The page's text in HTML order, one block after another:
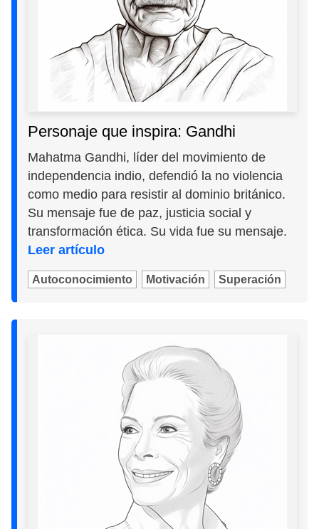
Personaje que inspira: Gandhi
Mahatma Gandhi, líder del movimiento de
independencia indio, defendió la no violencia
como medio para resistir al dominio británico.
Su mensaje fue de paz, justicia social y
transformación ética. Su vida fue su mensaje.
Leer artículo
Autoconocimiento Motivación Superación